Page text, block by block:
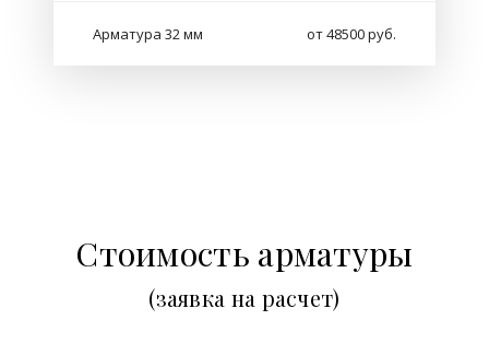
Арматура 32 мм от 48500 руб.
Стоимость арматуры
(заявка на расчет)